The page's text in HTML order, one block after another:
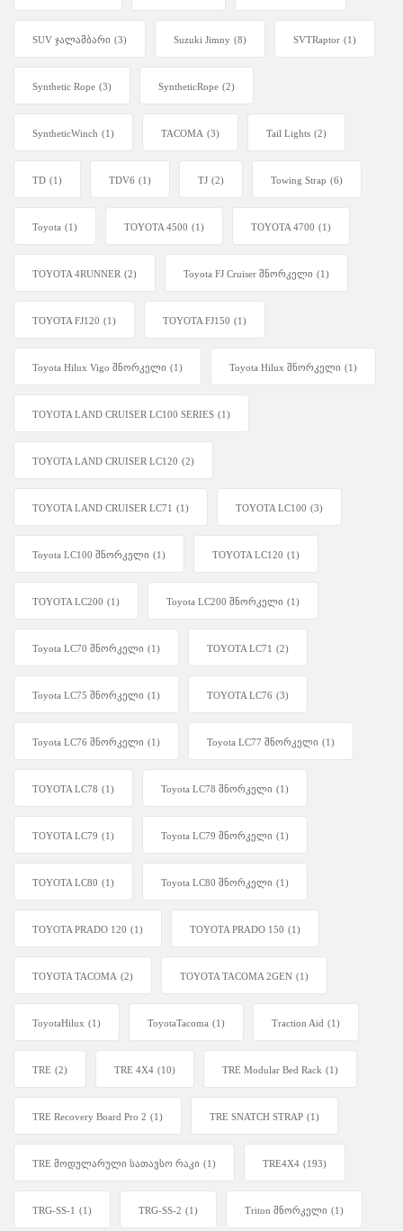
SUV ჯალამბარი (3) Suzuki Jimny (8) SVTRaptor (1)
Synthetic Rope (3) SyntheticRope (2)
SyntheticWinch (1) TACOMA (3) Tail Lights (2)
TD (1) TDV6 (1) TJ (2) Towing Strap (6)
Toyota (1) TOYOTA 4500 (1) TOYOTA 4700 (1)
TOYOTA 4RUNNER (2) Toyota FJ Cruiser შნორკელი (1)
TOYOTA FJ120 (1) TOYOTA FJ150 (1)
Toyota Hilux Vigo შნორკელი (1) Toyota Hilux შნორკელი (1)
TOYOTA LAND CRUISER LC100 SERIES (1)
TOYOTA LAND CRUISER LC120 (2)
TOYOTA LAND CRUISER LC71 (1) TOYOTA LC100 (3)
Toyota LC100 შნორკელი (1) TOYOTA LC120 (1)
TOYOTA LC200 (1) Toyota LC200 შნორკელი (1)
Toyota LC70 შნორკელი (1) TOYOTA LC71 (2)
Toyota LC75 შნორკელი (1) TOYOTA LC76 (3)
Toyota LC76 შნორკელი (1) Toyota LC77 შნორკელი (1)
TOYOTA LC78 (1) Toyota LC78 შნორკელი (1)
TOYOTA LC79 (1) Toyota LC79 შნორკელი (1)
TOYOTA LC80 (1) Toyota LC80 შნორკელი (1)
TOYOTA PRADO 120 (1) TOYOTA PRADO 150 (1)
TOYOTA TACOMA (2) TOYOTA TACOMA 2GEN (1)
ToyotaHilux (1) ToyotaTacoma (1) Traction Aid (1)
TRE (2) TRE 4X4 (10) TRE Modular Bed Rack (1)
TRE Recovery Board Pro 2 (1) TRE SNATCH STRAP (1)
TRE მოდულარული სათავსო რაკი (1) TRE4X4 (193)
TRG-SS-1 (1) TRG-SS-2 (1) Triton შნორკელი (1)